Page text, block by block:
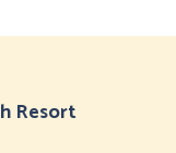
Resort